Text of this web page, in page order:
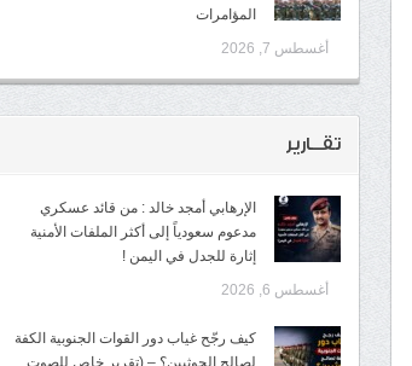
المؤامرات
أغسطس 7, 2026
تقــارير
الإرهابي أمجد خالد : من قائد عسكري
مدعوم سعودياً إلى أكثر الملفات الأمنية
إثارة للجدل في اليمن !
أغسطس 6, 2026
كيف رجّح غياب دور القوات الجنوبية الكفة
لصالح الحوثيين؟ – (تقرير خاص للصوت